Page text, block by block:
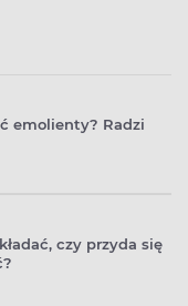
emolienty? Radzi
czy przyda się